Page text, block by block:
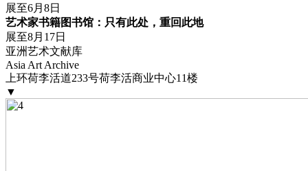
展至6月8日
艺术家书籍图书馆：只有此处，重回此地
展至8月17日
亚洲艺术文献库
Asia Art Archive
上环荷李活道233号荷李活商业中心11楼
▼